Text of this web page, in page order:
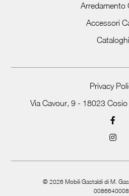
Arredamento
Accessori
Cataloghi
Privacy
Via Cavour, 9 - 18023
© 2026 Mobili Gastaldi di M.